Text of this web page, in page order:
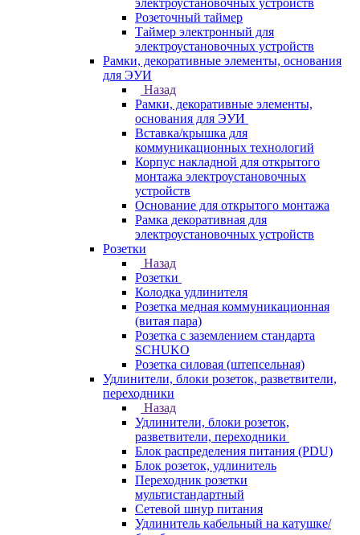
электроустановочных устройств
Розеточный таймер
Таймер электронный для
электроустановочных устройств
Рамки, декоративные элементы, основания
для ЭУИ
Назад
Рамки, декоративные элементы,
основания для ЭУИ
Вставка/крышка для
коммуникационных технологий
Корпус накладной для открытого
монтажа электроустановочных
устройств
Основание для открытого монтажа
Рамка декоративная для
электроустановочных устройств
Розетки
Назад
Розетки
Колодка удлинителя
Розетка медная коммуникационная
(витая пара)
Розетка с заземлением стандарта
SCHUKO
Розетка силовая (штепсельная)
Удлинители, блоки розеток, разветвители,
переходники
Назад
Удлинители, блоки розеток,
разветвители, переходники
Блок распределения питания (PDU)
Блок розеток, удлинитель
Переходник розетки
мультистандартный
Сетевой шнур питания
Удлинитель кабельный на катушке/